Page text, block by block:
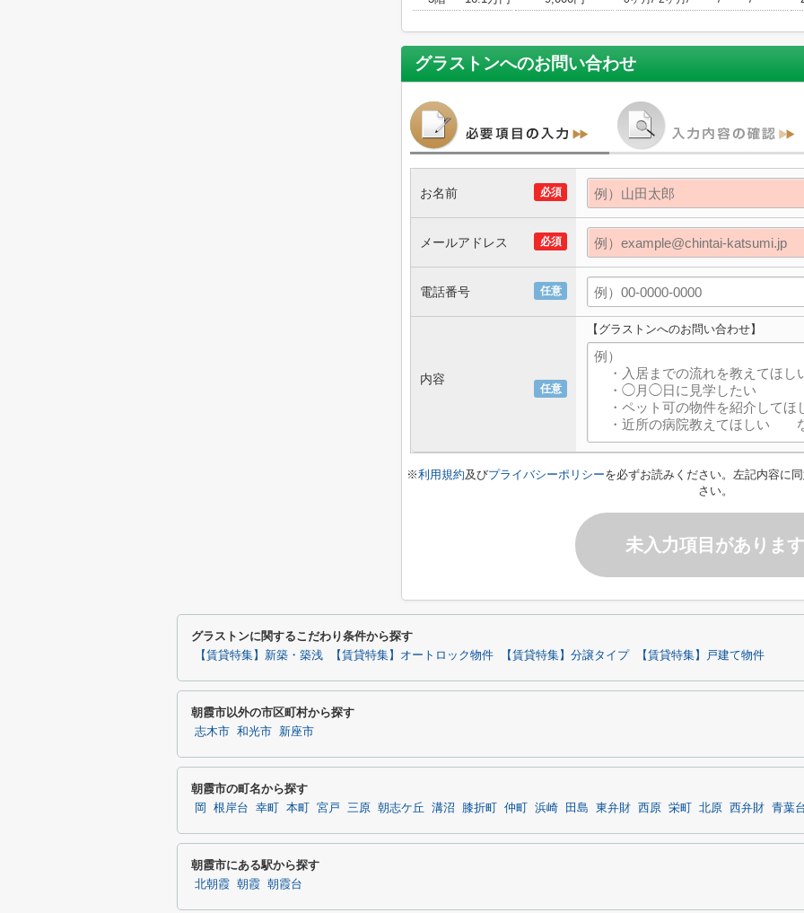
グラストンへのお問い合わせ
必須
お名前
必須
メールアドレス
任意
電話番号
任意
内容
【グラストンへのお問い合わせ】
※利用規約及びプライバシーポリシーを必ずお読みください。左記内容に
さい。
未入力項目があります
グラストンに関するこだわり条件から探す
【賃貸特集】新築・築浅 【賃貸特集】オートロック物件 【賃貸特集】分譲タイプ 【賃貸特集】戸建て物件
朝霞市以外の市区町村から探す
志木市 和光市 新座市
朝霞市の町名から探す
岡 根岸台 幸町 本町 宮戸 三原 朝志ケ丘 溝沼 膝折町 仲町 浜崎 田島 東弁財 西原 栄町 北原 西弁財 青葉
朝霞市にある駅から探す
北朝霞 朝霞 朝霞台